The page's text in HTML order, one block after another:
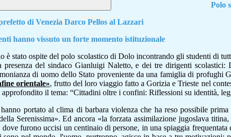
Polo
di Venezia Darco Pellos al Lazzari
hanno vissuto un forte momento istituzionale
stato ospite del polo scolastico di Dolo incontrando gli studenti di
del sindaco Gianluigi Naletto, e dei tre dirigenti
di uomo dello Stato proveniente da una famiglia di profughi
orientale», frutto del loroviaggio fatto a Gorizia e Trieste nel
il tema: “Cittadini oltre i confini: Riflessioni su identità,
portato al clima di barbara violenza che ha reso possibile
Serenissima». Ed ancora «la forzata assimilazione jugoslava
furono uccisi un centinaio di persone, in una spiaggia